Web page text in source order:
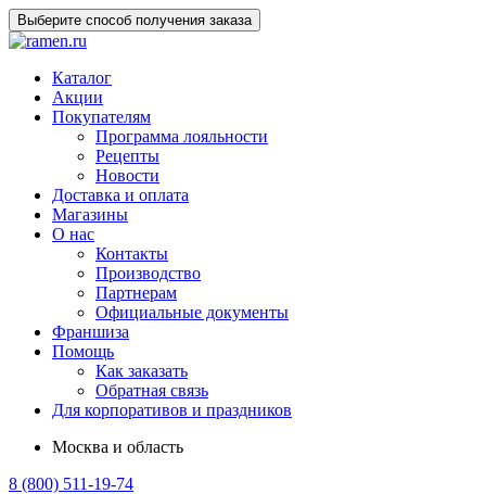
Выберите способ получения заказа
Каталог
Акции
Покупателям
Программа лояльности
Рецепты
Новости
Доставка и оплата
Магазины
О нас
Контакты
Производство
Партнерам
Официальные документы
Франшиза
Помощь
Как заказать
Обратная связь
Для корпоративов и праздников
Москва и область
8 (800) 511-19-74